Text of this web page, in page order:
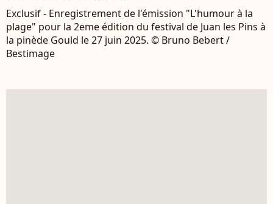
Exclusif - Enregistrement de l'émission "L'humour à la
plage" pour la 2eme édition du festival de Juan les Pins à
la pinède Gould le 27 juin 2025. © Bruno Bebert /
Bestimage